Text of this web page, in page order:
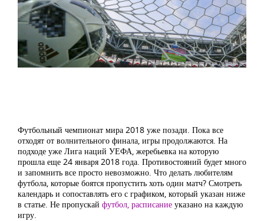
Футбольный чемпионат мира 2018 уже позади. Пока все
отходят от волнительного финала, игры продолжаются. На
подходе уже Лига наций УЕФА, жеребьевка на которую
прошла еще 24 января 2018 года. Противостояний будет много
и запомнить все просто невозможно. Что делать любителям
футбола, которые боятся пропустить хоть один матч? Смотреть
календарь и сопоставлять его с графиком, который указан ниже
в статье. Не пропускай футбол, расписание указано на каждую
игру.